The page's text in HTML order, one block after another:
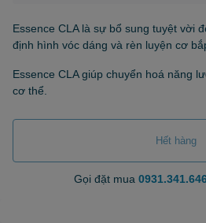
Essence CLA là sự bổ sung tuyệt vời
định hình vóc dáng và rèn luyện cơ
Essence CLA giúp chuyển hoá năng
cơ thể.
Hết hàng
Gọi đặt mua